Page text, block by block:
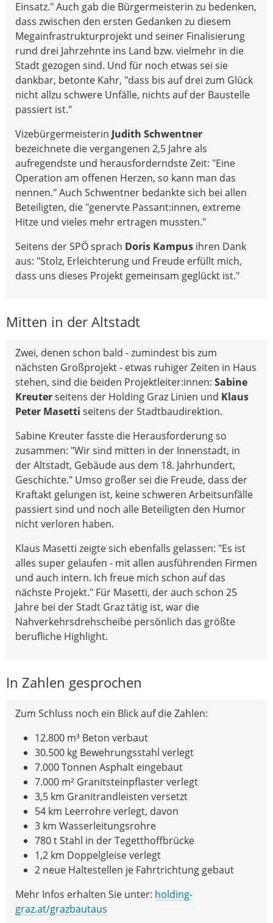
Einsatz." Auch gab die Bürgermeisterin zu bedenken,
dass zwischen den ersten Gedanken zu diesem
Megainfrastrukturprojekt und seiner Finalisierung
rund drei Jahrzehnte ins Land bzw. vielmehr in die
Stadt gezogen sind. Und für noch etwas sei sie
dankbar, betonte Kahr, "dass bis auf drei zum Glück
nicht allzu schwere Unfälle, nichts auf der Baustelle
passiert ist."
Vizebürgermeisterin Judith Schwentner
bezeichnete die vergangenen 2,5 Jahre als
aufregendste und herausforderndste Zeit: "Eine
Operation am offenen Herzen, so kann man das
nennen." Auch Schwentner bedankte sich bei allen
Beteiligten, die "genervte Passant:innen, extreme
Hitze und vieles mehr ertragen mussten."
Seitens der SPÖ sprach Doris Kampus ihren Dank
aus: "Stolz, Erleichterung und Freude erfüllt mich,
dass uns dieses Projekt gemeinsam geglückt ist."
Mitten in der Altstadt
Zwei, denen schon bald - zumindest bis zum
nächsten Großprojekt - etwas ruhiger Zeiten in Haus
stehen, sind die beiden Projektleiter:innen: Sabine
Kreuterseitens der Holding Graz Linien und Klaus
Peter Masetti seitens der Stadtbaudirektion.
Sabine Kreuter fasste die Herausforderung so
zusammen: "Wir sind mitten in der Innenstadt, in
der Altstadt, Gebäude aus dem 18. Jahrhundert,
Geschichte." Umso großer sei die Freude, dass der
Kraftakt gelungen ist, keine schweren Arbeitsunfälle
passiert sind und noch alle Beteiligten den Humor
nicht verloren haben.
Klaus Masetti zeigte sich ebenfalls gelassen: "Es ist
alles super gelaufen - mit allen ausführenden Firmen
und auch intern. Ich freue mich schon auf das
nächste Projekt." Für Masetti, der auch schon 25
Jahre bei der Stadt Graz tätig ist, war die
Nahverkehrsdrehscheibe persönlich das größte
berufliche Highlight.
In Zahlen gesprochen
Zum Schluss noch ein Blick auf die Zahlen:
12.800 m³ Beton verbaut
30.500 kg Bewehrungsstahl verlegt
7.000 Tonnen Asphalt eingebaut
7.000 m² Granitsteinpflaster verlegt
3,5 km Granitrandleisten versetzt
54 km Leerrohre verlegt, davon
3 km Wasserleitungsrohre
780 t Stahl in der Tegetthoffbrücke
1,2 km Doppelgleise verlegt
2 neue Haltestellen je Fahrtrichtung gebaut
Mehr Infos erhalten Sie unter: holding-
graz.at/grazbautaus